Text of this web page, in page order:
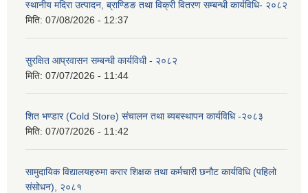
स्थानीय मदिरा उत्पादन, ब्राण्डिङ तथा विक्री वितरण सम्बन्धी कार्यविधि- २०८२
मिति: 07/08/2026 - 12:37
सुरक्षित आप्रवासन सम्बन्धी कार्यविधी - २०८२
मिति: 07/07/2026 - 11:44
शित भण्डार (Cold Store) संचालन तथा ब्यबस्थापन कार्यविधि -२०८३
मिति: 07/07/2026 - 11:42
सामुदायिक विद्यालयहरुमा करार शिक्षक तथा कर्मचारी छनौट कार्यविधि (पहिलो
संसोधन), २०८१